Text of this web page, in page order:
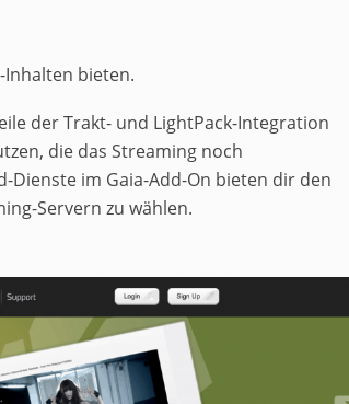
Inhalten bieten.
der Trakt- und LightPack-Integration
die das Streaming noch
im Gaia-Add-On bieten dir den
Servern zu wählen.